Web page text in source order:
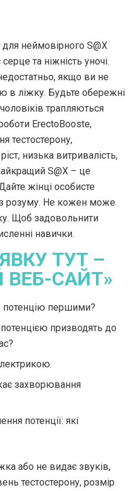
для неймовірного S@X
та ніжність уночі.
якщо ви не
в ліжку. Будьте обережні
трапляються
ErectoBooste,
тестостерону,
низька витривалість,
S@X – це
жінці особисте
розуму. Не кожен може
Щоб задовольнити
навички.
ТУТ –
ВЕБ-САЙТ»
потенцію першими?
призводять до
захворювання
потенції: які
або не видає звуків,
тестостерону, розмір